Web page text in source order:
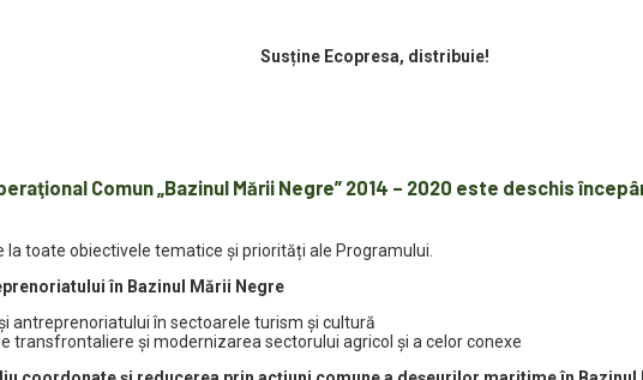
Susține Ecopresa, distribuie!
Comun „Bazinul Mării Negre” 2014 – 2020 este deschis
toate obiectivele tematice și priorități ale Programului.
în Bazinul Mării Negre
antreprenoriatului în sectoarele turism şi cultură
transfrontaliere şi modernizarea sectorului agricol şi a celor conexe